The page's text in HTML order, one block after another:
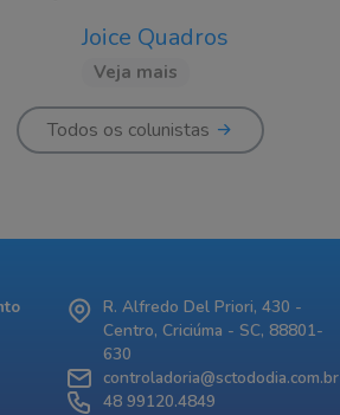
Joice Quadros
Veja mais
Todos os colunistas
R. Alfredo Del Priori, 430 -
Centro, Criciúma - SC, 88801-
630
controladoria@sctododia.com.br
48 99120.4849